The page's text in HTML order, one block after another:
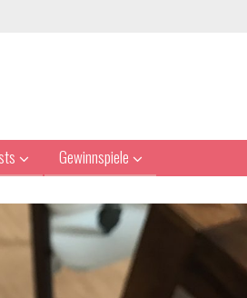
Gewinnspiele